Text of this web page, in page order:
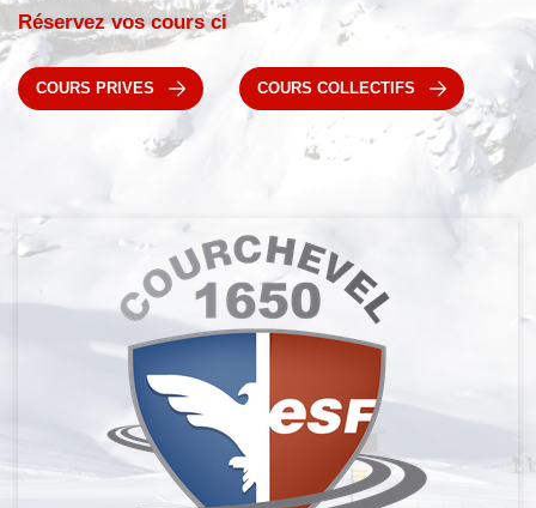
Réservez vos cours ci
COURS PRIVES COURS COLLECTIFS